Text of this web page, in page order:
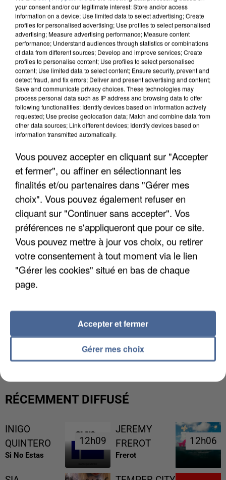
UN SECOND CADRE DE LA DZ MAFIA
INTERPELLÉ EN ALGÉRIE
UNE TOURISTE DE L’OISE EMPORTÉE PAR UNE
COULÉE DE BOUE EN HAUTE-SAVOIE
RÉCEMMENT DIFFUSÉ
INIGO
QUINTERO
Si No Estas
12h09
12h09
JEREMY
FREROT
Frerot
12h06
12h06
your consent and/or our legitimate interest: Store and/or access
information on a device; Use limited data to select advertising; Create
profiles for personalised advertising; Use profiles to select personalised
advertising; Measure advertising performance; Measure content
performance; Understand audiences through statistics or combinations
of data from different sources; Develop and improve services; Create
profiles to personalise content; Use profiles to select personalised
content; Use limited data to select content; Ensure security, prevent and
detect fraud, and fix errors; Deliver and present advertising and content;
Save and communicate privacy choices. These technologies may
process personal data such as IP address and browsing data to offer
following functionalities: Identify devices based on information actively
requested; Use precise geolocation data; Match and combine data from
other data sources; Link different devices; Identify devices based on
information transmitted automatically.
Vous pouvez accepter en cliquant sur "Accepter
et fermer", ou affiner en sélectionnant les
finalités et/ou partenaires dans "Gérer mes
choix". Vous pouvez également refuser en
cliquant sur "Continuer sans accepter". Vos
préférences ne s'appliqueront que pour ce site.
Vous pouvez mettre à jour vos choix, ou retirer
votre consentement à tout moment via le lien
"Gérer les cookies" situé en bas de chaque
page.
Gérer mes choix
Accepter et fermer